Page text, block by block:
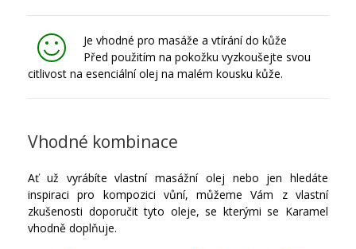
Je vhodné pro masáže a vtírání do kůže
Před použitím na pokožku vyzkoušejte svou
citlivost na esenciální olej na malém kousku kůže.
Vhodné kombinace
Ať už vyrábíte vlastní masážní olej nebo jen hledáte
inspiraci pro kompozici vůní, můžeme Vám z vlastní
zkušenosti doporučit tyto oleje, se kterými se Karamel
vhodně doplňuje.